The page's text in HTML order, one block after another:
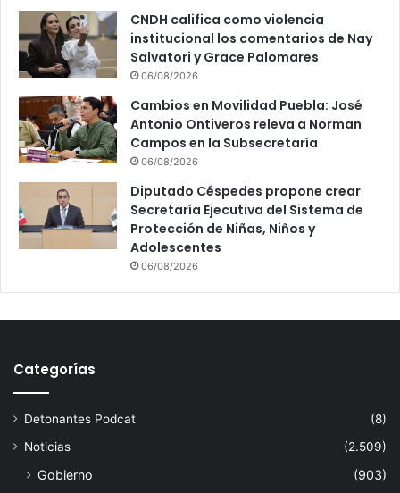
CNDH califica como violencia
institucional los comentarios de Nay
Salvatori y Grace Palomares
06/08/2026
Cambios en Movilidad Puebla: José
Antonio Ontiveros releva a Norman
Campos en la Subsecretaría
06/08/2026
Diputado Céspedes propone crear
Secretaría Ejecutiva del Sistema de
Protección de Niñas, Niños y
Adolescentes
06/08/2026
Categorías
Detonantes Podcat
(8)
Noticias
(2.509)
Gobierno
(903)